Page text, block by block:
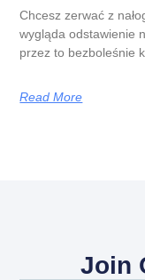
Chcesz zerwać z
wygląda odstawienie
przez to bezboleśnie
Read More
Join